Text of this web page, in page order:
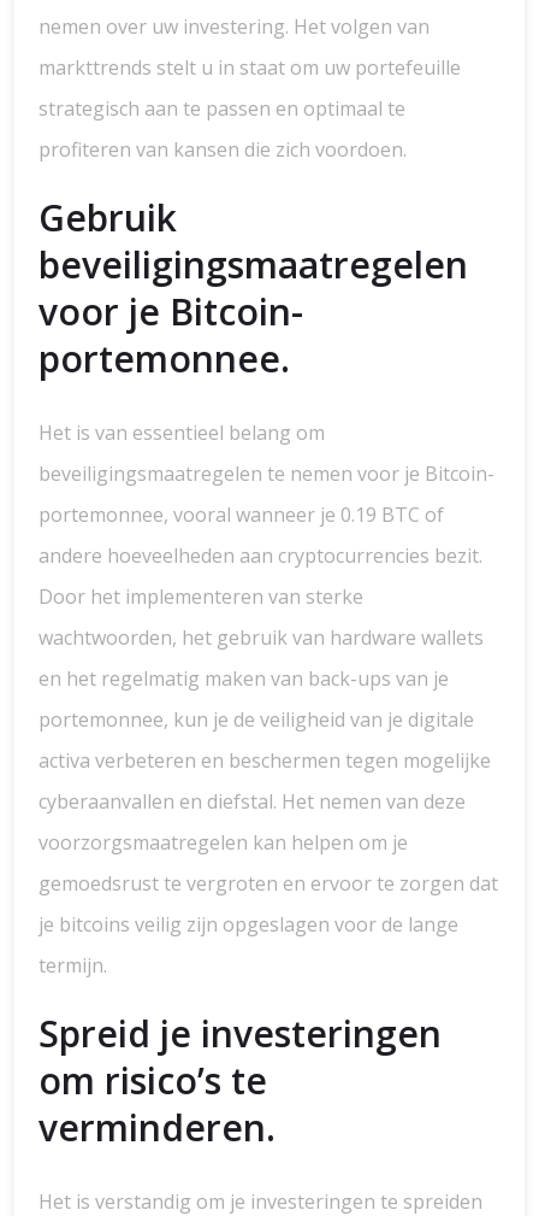
nemen over uw investering. Het volgen van
markttrends stelt u in staat om uw portefeuille
strategisch aan te passen en optimaal te
profiteren van kansen die zich voordoen.
Gebruik
beveiligingsmaatregelen
voor je Bitcoin-
portemonnee.
Het is van essentieel belang om
beveiligingsmaatregelen te nemen voor je Bitcoin-
portemonnee, vooral wanneer je 0.19 BTC of
andere hoeveelheden aan cryptocurrencies bezit.
Door het implementeren van sterke
wachtwoorden, het gebruik van hardware wallets
en het regelmatig maken van back-ups van je
portemonnee, kun je de veiligheid van je digitale
activa verbeteren en beschermen tegen mogelijke
cyberaanvallen en diefstal. Het nemen van deze
voorzorgsmaatregelen kan helpen om je
gemoedsrust te vergroten en ervoor te zorgen dat
je bitcoins veilig zijn opgeslagen voor de lange
termijn.
Spreid je investeringen
om risico’s te
verminderen.
Het is verstandig om je investeringen te spreiden